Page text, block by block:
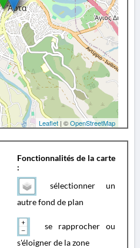
Leaflet | ©OpenStreetMap
Fonctionnalités de la carte
:
sélectionner un
autre fond de plan
se rapprocher ou
s'éloigner de la zone